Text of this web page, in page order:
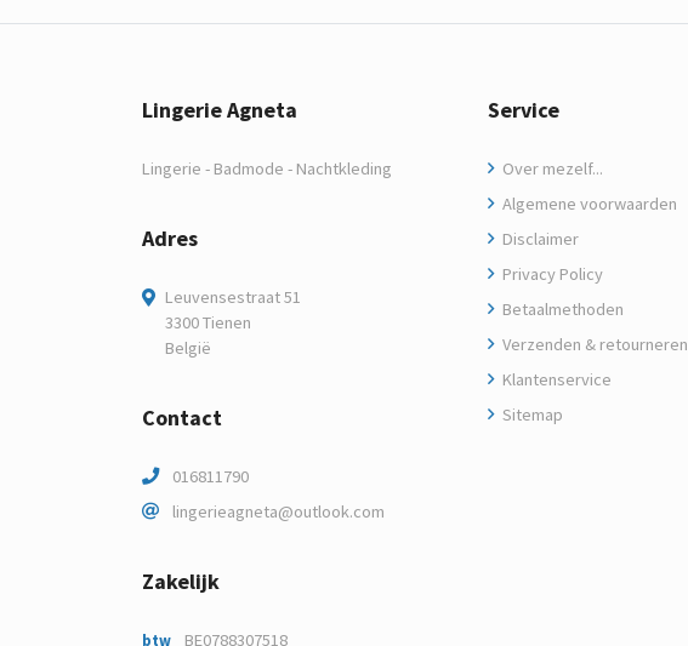
Lingerie Agneta
Lingerie - Badmode - Nachtkleding
Adres
Leuvensestraat 51
3300 Tienen
België
Contact
016811790
lingerieagneta@outlook.com
Zakelijk
btw BE0788307518
Service
Over mezelf...
Algemene voorwaarden
Disclaimer
Privacy Policy
Betaalmethoden
Verzenden & retourneren
Klantenservice
Sitemap